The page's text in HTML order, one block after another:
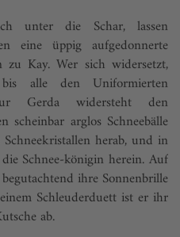
unter die Schar, lassen
eine üppig aufgedonnerte
Kay. Wer sich widersetzt,
bis alle den Uniformierten
Gerda widersteht den
arglos Schneebälle
herab, und in
Schnee-königin herein. Auf
­ihre Sonnenbrille
Schleuderduett ist er ihr
ab.